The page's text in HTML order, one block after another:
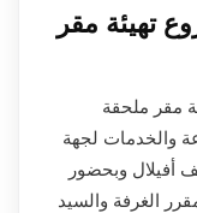
تهيئة مقر
مقر ملحقة
والخدمات لجهة
أفيلال وبحضور
الغرفة والسيد